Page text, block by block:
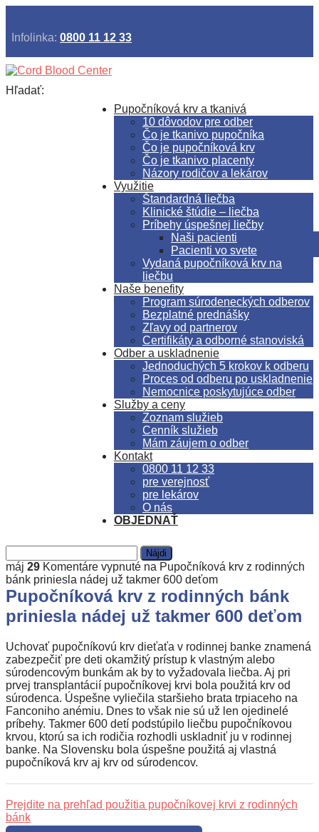
Infolinka: 0800 11 12 33
Pupočníková krv a tkanivá
10 dôvodov pre odber
Čo je tkanivo pupočníka
Čo je pupočníková krv
Čo je tkanivo placenty
Názory rodičov a lekárov
Využitie
Štandardná liečba
Klinické štúdie – liečba
Príbehy úspešnej liečby
Naši pacienti
Pacienti vo svete
Vydaná pupočníková krv na
liečbu
Naše benefity
Program súrodeneckých odberov
Bezplatné prednášky
Zľavy od partnerov
Certifikáty a odborné stanoviská
Odber a uskladnenie
Jednoduchých 5 krokov k odberu
Proces od odberu po uskladnenie
Nemocnice poskytujúce odber
Služby a ceny
Zoznam služieb
Cenník služieb
Mám záujem o odber
Kontakt
0800 11 12 33
pre verejnosť
pre lekárov
O nás
OBJEDNAŤ
Hľadať:
máj 29 Komentáre vypnuté na Pupočníková krv z rodinných
bánk priniesla nádej už takmer 600 deťom
Pupočníková krv z rodinných bánk
priniesla nádej už takmer 600 deťom
Uchovať pupočníkovú krv dieťaťa v rodinnej banke znamená
zabezpečiť pre deti okamžitý prístup k vlastným alebo
súrodencovým bunkám ak by to vyžadovala liečba. Aj pri
prvej transplantácií pupočníkovej krvi bola použitá krv od
súrodenca. Úspešne vyliečila staršieho brata trpiaceho na
Fanconiho anémiu. Dnes to však nie sú už len ojedinelé
príbehy. Takmer 600 detí podstúpilo liečbu pupočníkovou
krvou, ktorú sa ich rodičia rozhodli uskladniť ju v rodinnej
banke. Na Slovensku bola úspešne použitá aj vlastná
pupočníková krv aj krv od súrodencov.
Prejdite na prehľad použitia pupočníkovej krvi z rodinných
bánk